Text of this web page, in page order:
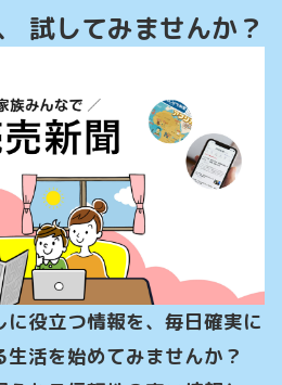
試してみませんか？
役立つ情報を、毎日確実に
活を始めてみませんか？